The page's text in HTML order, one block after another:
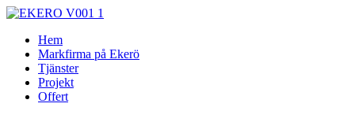
Skip
contentHem
Markfirma på Ekerö
Tjänster
Projekt
Offert